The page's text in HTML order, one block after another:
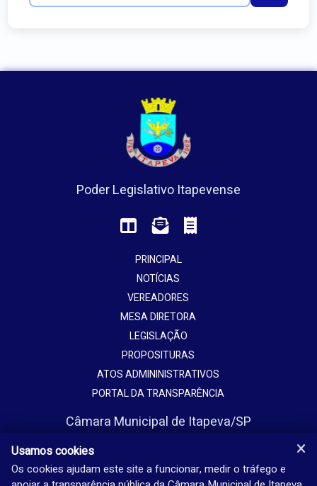
Poder Legislativo Itapevense
PRINCIPAL
NOTÍCIAS
VEREADORES
MESA DIRETORA
LEGISLAÇÃO
PROPOSITURAS
ATOS ADMININISTRATIVOS
PORTAL DA TRANSPARÊNCIA
Câmara Municipal de Itapeva/SP
Jardim Europa - Itapeva - SP - Brasil
Usamos cookies
Os cookies ajudam este site a funcionar, medir o tráfego e